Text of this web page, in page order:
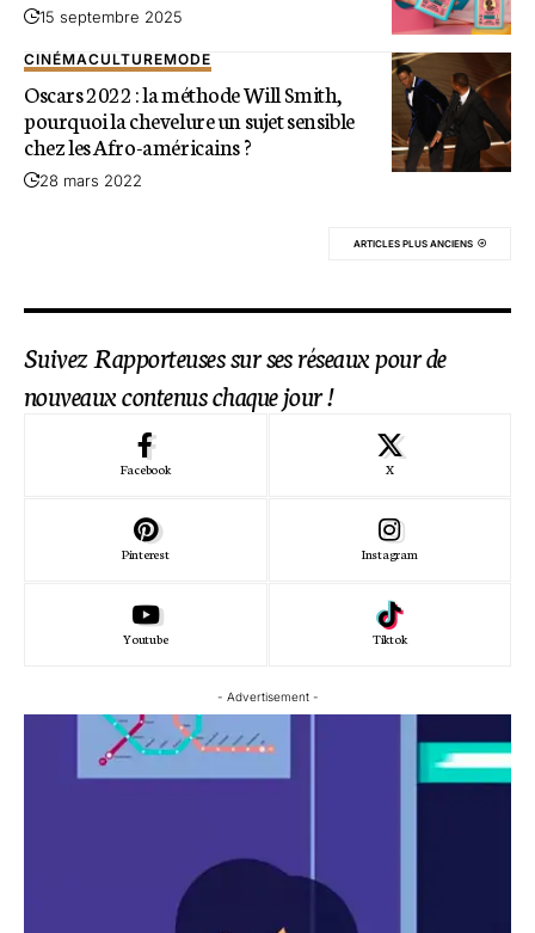
15 septembre 2025
CINÉMACULTUREMODE
Oscars 2022 : la méthode Will Smith,
pourquoi la chevelure un sujet sensible
chez les Afro-américains ?
28 mars 2022
ARTICLES PLUS ANCIENS
Suivez Rapporteuses sur ses réseaux pour de
nouveaux contenus chaque jour !
Facebook X
Pinterest Instagram
Youtube Tiktok
- Advertisement -